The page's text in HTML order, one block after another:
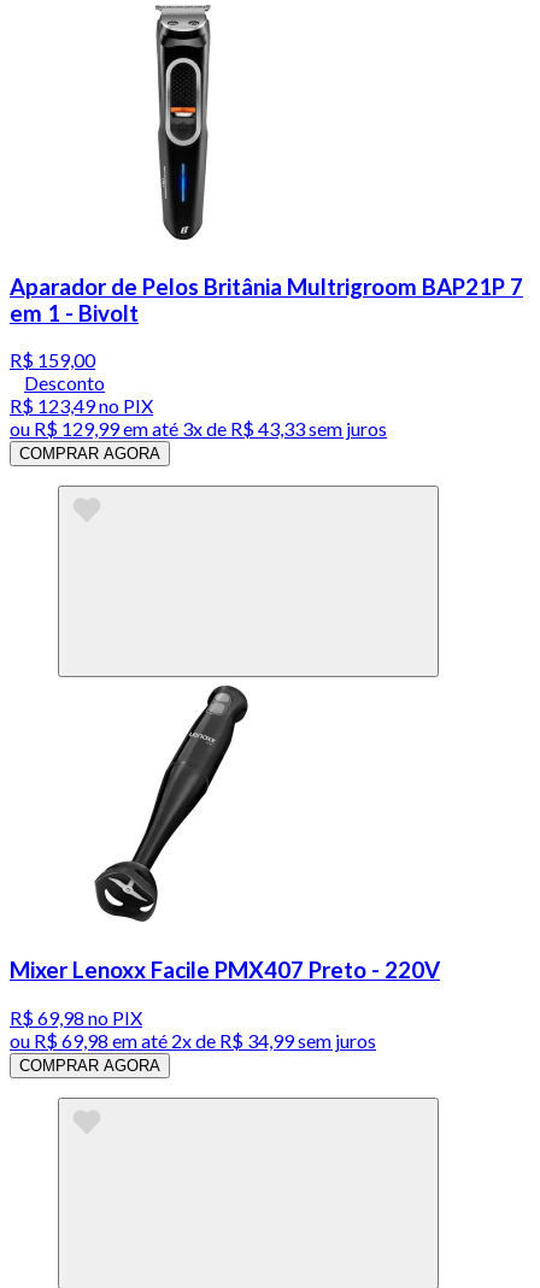
Aparador de Pelos Britânia Multrigroom BAP21P 7
em 1 - Bivolt
R$ 159,00
Desconto
R$ 123,49no PIX
ou R$ 129,99em até 3x de R$ 43,33 sem juros
COMPRAR AGORA
Mixer Lenoxx Facile PMX407 Preto - 220V
R$ 69,98 no PIX
ou R$ 69,98 em até 2x de R$ 34,99 sem juros
COMPRAR AGORA